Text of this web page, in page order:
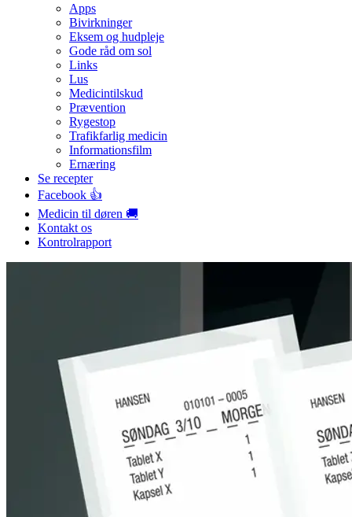
Apps
Bivirkninger
Eksem og hudpleje
Gode råd om sol
Links
Lus
Medicintilskud
Prævention
Rygestop
Trafikfarlig medicin
Informationsfilm
Ernæring
Se recepter
Facebook 👍
Medicin til døren 🚚
Kontakt os
Kontrolrapport